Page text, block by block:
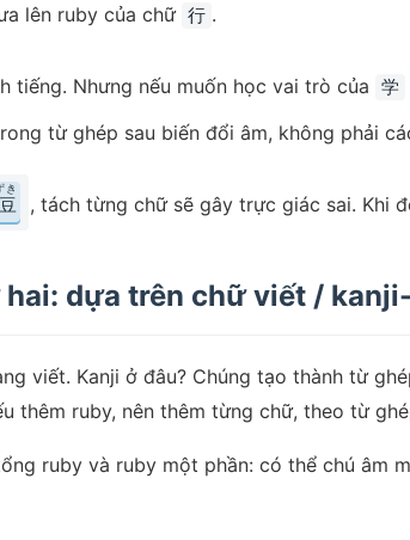
lên ruby của chữ 行 .
tiếng. Nhưng nếu muốn học vai trò của 学
từ ghép sau biến đổi âm, không phải
き
, tách từng chữ sẽ gây trực giác sai. Khi
dựa trên chữ viết /
viết. Kanji ở đâu? Chúng tạo thành từ
thêm ruby, nên thêm từng chữ, theo từ
ruby và ruby một phần: có thể chú âm